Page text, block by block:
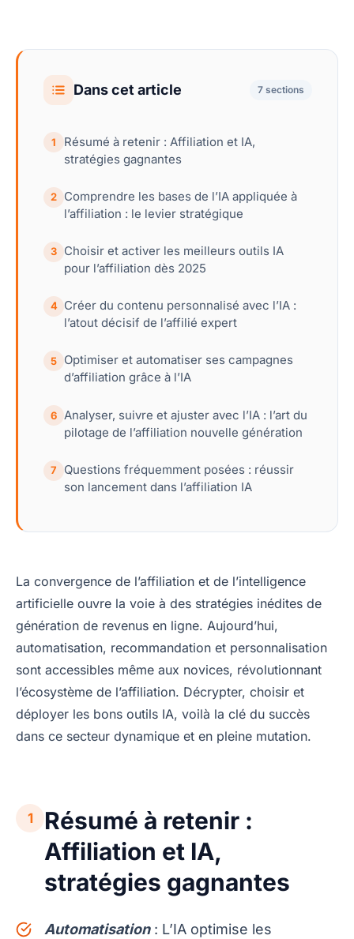
Dans cet article 7 sections
1
Résumé à retenir : Affiliation et IA,
stratégies gagnantes
2
Comprendre les bases de l’IA appliquée à
l’affiliation : le levier stratégique
3
Choisir et activer les meilleurs outils IA
pour l’affiliation dès 2025
4 Créer du contenu personnalisé avec l’IA :
l’atout décisif de l’affilié expert
5
Optimiser et automatiser ses campagnes
d’affiliation grâce à l’IA
6
Analyser, suivre et ajuster avec l’IA : l’art du
pilotage de l’affiliation nouvelle génération
7
Questions fréquemment posées : réussir
son lancement dans l’affiliation IA
La convergence de l’affiliation et de l’intelligence
artificielle ouvre la voie à des stratégies inédites de
génération de revenus en ligne. Aujourd’hui,
automatisation, recommandation et personnalisation
sont accessibles même aux novices, révolutionnant
l’écosystème de l’affiliation. Décrypter, choisir et
déployer les bons outils IA, voilà la clé du succès
dans ce secteur dynamique et en pleine mutation.
1
Résumé à retenir :
Affiliation et IA,
stratégies gagnantes
Automatisation: L’IA optimise les